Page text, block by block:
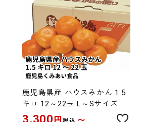
鹿児島県産 ハウスみかん 1.5
キロ 12～22玉 L～Sサイズ
3,300 円 〜